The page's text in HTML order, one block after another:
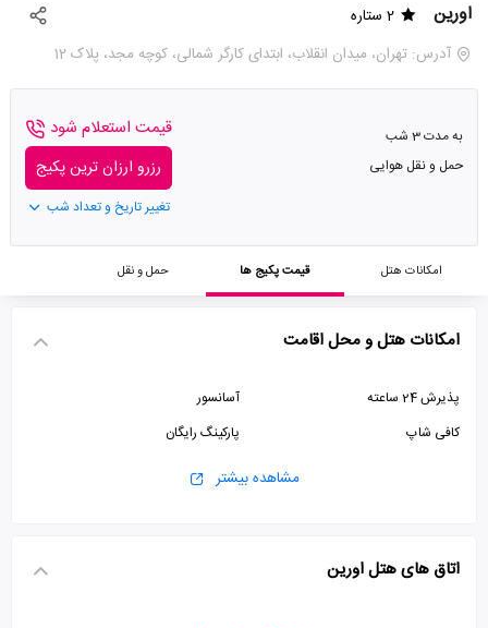
اورین
2 ستاره
آدرس: تهران، میدان انقلاب، ابتدای کارگر شمالی، کوچه مجد، پلاک 12
به مدت 3 شب
حمل و نقل هوایی
قیمت استعلام شود
رزرو ارزان ترین پکیج
تغییر تاریخ و تعداد شب
امکانات هتل قیمت پکیج ها حمل و نقل
امکانات هتل و محل اقامت
پذیرش 24 ساعته
آسانسور
کافی شاپ
پارکینگ رایگان
مشاهده بیشتر
اتاق های هتل اورین